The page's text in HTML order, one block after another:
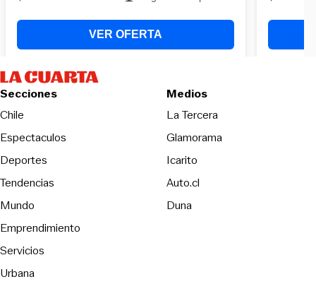
Secciones
Chile
Espectaculos
Deportes
Tendencias
Mundo
Emprendimiento
Servicios
Urbana
Medios
La TerceraOpens in new
Glamorama
Icarito
Auto.cl
DunaOpens in new window